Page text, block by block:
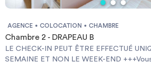
AGENCE COLOCATION CHAMBRE
Chambre 2 - DRAPEAU B
LE CHECK-IN PEUT ÊTRE EFFECTUÉ
SEMAINE ET NON LE WEEK-END +++Vous devez fournir une